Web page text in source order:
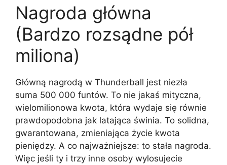
Nagroda główna
(Bardzo rozsądne pół
miliona)
Główną nagrodą w Thunderball jest niezła
suma 500 000 funtów. To nie jakaś mityczna,
wielomilionowa kwota, która wydaje się równie
prawdopodobna jak latająca świnia. To solidna,
gwarantowana, zmieniająca życie kwota
pieniędzy. A co najważniejsze: to stała nagroda.
Więc jeśli ty i trzy inne osoby wylosujecie